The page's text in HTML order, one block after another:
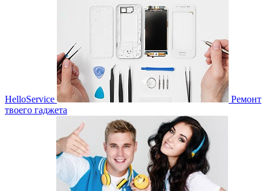
HelloService
Ремонт
твоего гаджета